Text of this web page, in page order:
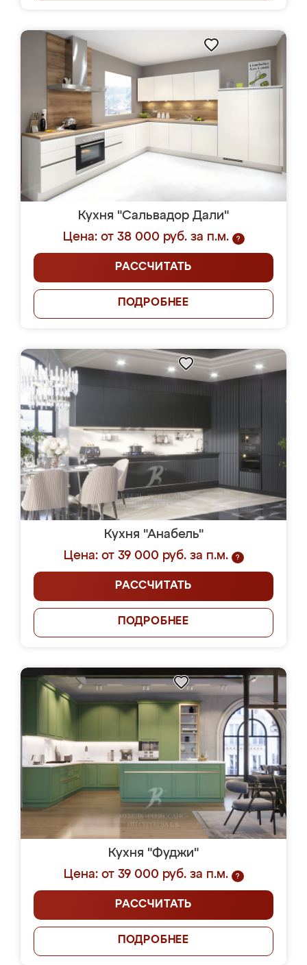
Кухня "Сальвадор Дали"
Цена: от 38 000 руб. за п.м.
?
РАССЧИТАТЬ
ПОДРОБНЕЕ
Кухня "Анабель"
Цена: от 39 000 руб. за п.м.
?
РАССЧИТАТЬ
ПОДРОБНЕЕ
Кухня "Фуджи"
Цена: от 39 000 руб. за п.м.
?
РАССЧИТАТЬ
ПОДРОБНЕЕ